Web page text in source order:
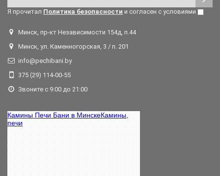
Я прочитал Политика безопасности и согласен с условиями
Минск, пр-кт Независимости 154д, п.44
Минск, ул. Каменногорская, 3 / п. 201
info@pechibani.by
375 (29) 114-00-55
Звоните с 9:00 до 21:00